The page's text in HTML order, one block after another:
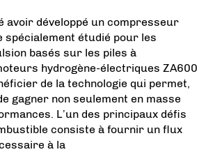
avoir développé un compresseur
spécialement étudié pour les
basés sur les piles à
hydrogène-électriques ZA600
de la technologie qui permet,
gagner non seulement en masse
L’un des principaux défis
consiste à fournir un flux
à la